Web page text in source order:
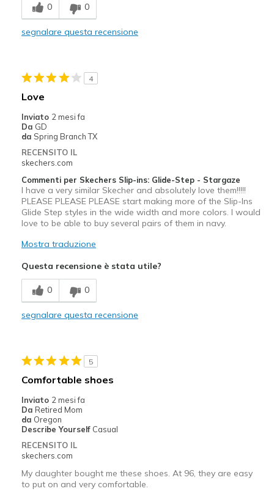
Comfortable
light weight-easily fit in a travel shoe bag
Difetti
NO CONS AT ALL
Migliori Utilizzi:
Casual Wear
Cute, versatile work shoes
Travel
Width
Sizing
Feels true to size
View On Shoes
0 0
segnalare questa recensione
4
Love
Inviato 2 mesi fa
Da GD
da Spring Branch TX
RECENSITO IL
skechers.com
Commenti per Skechers Slip-ins: Glide-Step - Stargaze
I have a very similar Skecher and absolutely love them!!!!!
PLEASE PLEASE PLEASE start making more of the Slip-Ins
Glide Step styles in the wide width and more colors. I would
love to be able to buy several pairs of them in navy.
Mostra traduzione
Questa recensione è stata utile?
0 0
segnalare questa recensione
5
Comfortable shoes
Inviato 2 mesi fa
Da Retired Mom
da Oregon
Describe Yourself Casual
RECENSITO IL
skechers.com
My daughter bought me these shoes. At 96, they are easy
to put on and very comfortable.